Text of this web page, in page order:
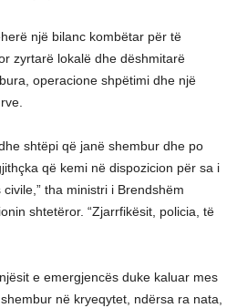
një bilanc kombëtar për të
zyrtarë lokalë dhe dëshmitarë
operacione shpëtimi dhe një
shtëpi që janë shembur dhe po
që kemi në dispozicion për sa i
tha ministri i Brendshëm
shtetëror. “Zjarrfikësit, policia, të
e emergjencës duke kaluar mes
në kryeqytet, ndërsa ra nata,